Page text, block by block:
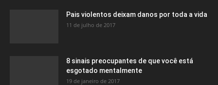
Pais violentos deixam danos por toda a vida
11 de julho de 2017
8 sinais preocupantes de que você está
esgotado mentalmente
19 de janeiro de 2017